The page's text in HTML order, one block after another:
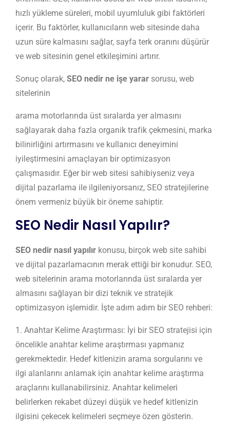
hızlı yükleme süreleri, mobil uyumluluk gibi faktörleri
içerir. Bu faktörler, kullanıcıların web sitesinde daha
uzun süre kalmasını sağlar, sayfa terk oranını düşürür
ve web sitesinin genel etkileşimini artırır.
Sonuç olarak, SEO nedir ne işe yarar sorusu, web
sitelerinin
arama motorlarında üst sıralarda yer almasını
sağlayarak daha fazla organik trafik çekmesini, marka
bilinirliğini artırmasını ve kullanıcı deneyimini
iyileştirmesini amaçlayan bir optimizasyon
çalışmasıdır. Eğer bir web sitesi sahibiyseniz veya
dijital pazarlama ile ilgileniyorsanız, SEO stratejilerine
önem vermeniz büyük bir öneme sahiptir.
SEO Nedir Nasıl Yapılır?
SEO nedir nasıl yapılır konusu, birçok web site sahibi
ve dijital pazarlamacının merak ettiği bir konudur. SEO,
web sitelerinin arama motorlarında üst sıralarda yer
almasını sağlayan bir dizi teknik ve stratejik
optimizasyon işlemidir. İşte adım adım bir SEO rehberi:
1. Anahtar Kelime Araştırması: İyi bir SEO stratejisi için
öncelikle anahtar kelime araştırması yapmanız
gerekmektedir. Hedef kitlenizin arama sorgularını ve
ilgi alanlarını anlamak için anahtar kelime araştırma
araçlarını kullanabilirsiniz. Anahtar kelimeleri
belirlerken rekabet düzeyi düşük ve hedef kitlenizin
ilgisini çekecek kelimeleri seçmeye özen gösterin.